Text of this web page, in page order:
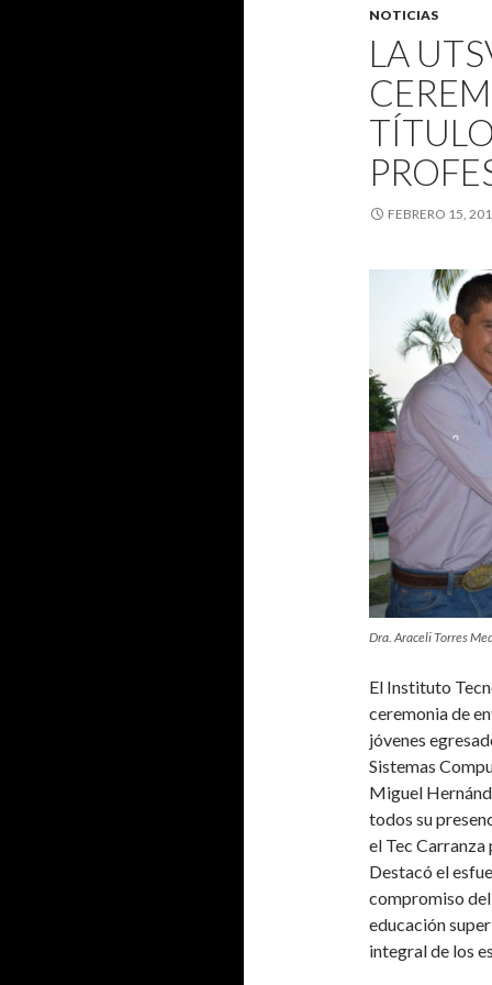
NOTICIAS
LA
FEBRERO 15,
Dra. Araceli Torres
El Instituto
ceremonia de
jóvenes
Sistemas
Miguel
todos su
el Tec Carranza
Destacó el
compromiso
educación
integral de los